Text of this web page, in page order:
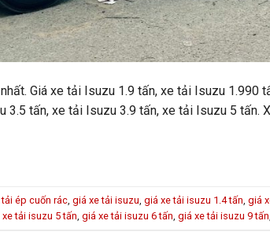
Giá xe tải Isuzu 1.9 tấn, xe tải Isuzu 1.990
3.5 tấn, xe tải Isuzu 3.9 tấn, xe tải Isuzu 5 tấn.
ép cuốn rác giá xe tải isuzu giá xe tải isuzu 1.4 tấn giá
tải isuzu 5 tấn giá xe tải isuzu 6 tấn giá xe tải isuzu 9 tấn